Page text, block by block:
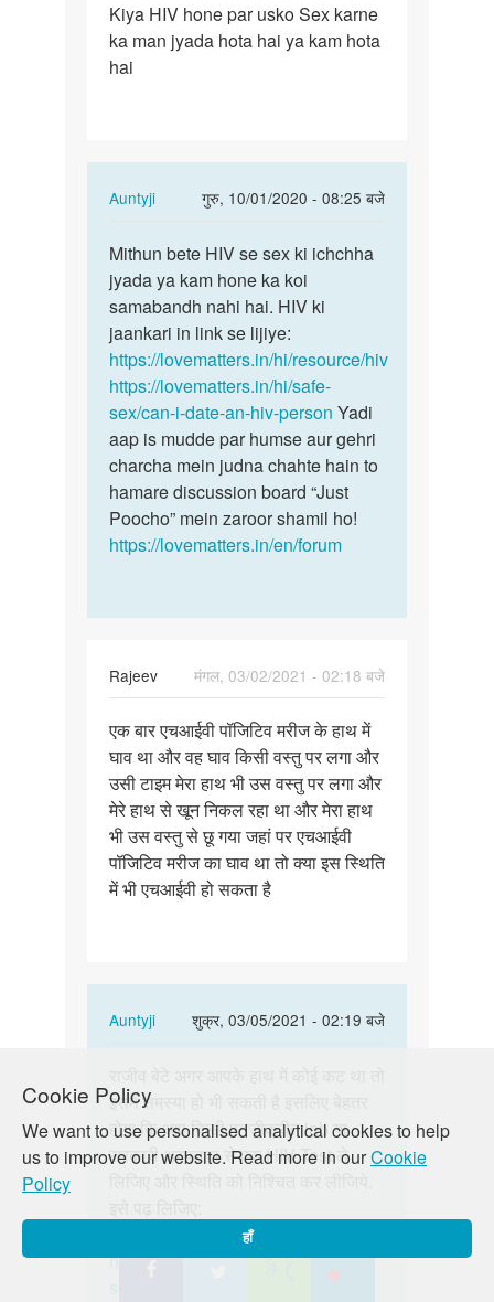
Cookie Policy
We want to use personalised analytical cookies to help
us to improve our website. Read more in ourCookie
Policy
हाँ
Kiya
HIV
hone
Kiya HIV hone par usko Sex karne
ka man jyada hota hai ya kam hota
hai
Auntyji
गुरु, 10/01/2020 - 08:25 बजे
In
to
Kiya
HIV
hone
par
usko
Sex…
by
Mithun
Ray
Mithun
bete
HIV
se
sex
ki…
Mithun bete HIV se sex ki ichchha
jyada ya kam hone ka koi
samabandh nahi hai. HIV ki
jaankari in link se lijiye:
https://lovematters.in/hi/resource/hiv
https://lovematters.in/hi/safe-
sex/can-i-date-an-hiv-person Yadi
aap is mudde par humse aur gehri
charcha mein judna chahte hain to
hamare discussion board “Just
Poocho” mein zaroor shamil ho!
https://lovematters.in/en/forum
Rajeev
मंगल, 03/02/2021 - 02:18 बजे
एक
बार
एचआईवी
पॉजिटिव
मरीज…
एक बार एचआईवी पॉजिटिव मरीज के हाथ में
घाव था और वह घाव किसी वस्तु पर लगा और
उसी टाइम मेरा हाथ भी उस वस्तु पर लगा और
मेरे हाथ से खून निकल रहा था और मेरा हाथ
भी उस वस्तु से छू गया जहां पर एचआईवी
पॉजिटिव मरीज का घाव था तो क्या इस स्थिति
में भी एचआईवी हो सकता है
Auntyji
शुक्र, 03/05/2021 - 02:19 बजे
In
बार
एचआईवी
Rajeev
बेटे
अगर
आपके
इसमें समस्या हो भी सकती है इसलिए बेहतर
होगा कि आप किसी पनजीक्रीत lab या
सरकारी अस्पताल से एक HIV Test ले
https://lovematters.in/hi/resource/hiv
https://lovematters.in/hi/safe-
sex/stdsstis/hivaids-top-five-facts